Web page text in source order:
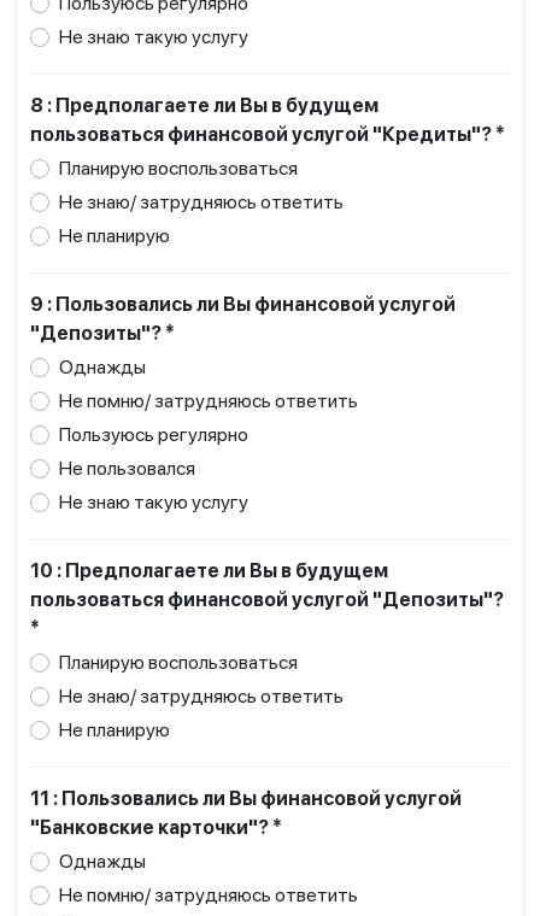
Не знаю такую услугу
8 : Предполагаете ли Вы в будущем
пользоваться финансовой услугой "Кредиты"? *
Планирую воспользоваться
Не знаю/ затрудняюсь ответить
Не планирую
9 : Пользовались ли Вы финансовой услугой
"Депозиты"? *
Однажды
Не помню/ затрудняюсь ответить
Пользуюсь регулярно
Не пользовался
Не знаю такую услугу
10 : Предполагаете ли Вы в будущем
пользоваться финансовой услугой "Депозиты"?
*
Планирую воспользоваться
Не знаю/ затрудняюсь ответить
Не планирую
11 : Пользовались ли Вы финансовой услугой
"Банковские карточки"? *
Однажды
Не помню/ затрудняюсь ответить